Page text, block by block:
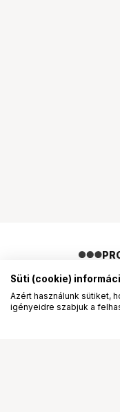
Süti (cookie)
Azért használunk sütiket,
igényeidre szabjuk a